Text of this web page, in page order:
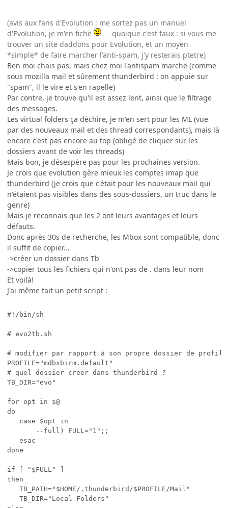
(avis aux fans d'Evolution : me sortez pas un manuel
d'Evolution, je m'en fiche
- quoique c'est faux : si vous me
trouver un site daddons pour Evolution, et un moyen
*simple* de faire marcher l'anti-spam, j'y resterais ptetre)
Ben moi chais pas, mais chez moi l'antispam marche (comme
sous mozilla mail et sûrement thunderbird : on appuie sur
"spam", il le vire et s'en rapelle)
Par contre, je trouve qu'il est assez lent, ainsi que le filtrage
des messages.
Les virtual folders ça déchire, je m'en sert pour les ML (vue
par des nouveaux mail et des thread correspondants), mais là
encore c'est pas encore au top (obligé de cliquer sur les
dossiers avant de voir les threads)
Mais bon, je désespère pas pour les prochaines version.
Je crois que evolution gère mieux les comptes imap que
thunderbird (je crois que c'était pour les nouveaux mail qui
n'étaient pas visibles dans des sous-dossiers, un truc dans le
genre)
Mais je reconnais que les 2 ont leurs avantages et leurs
défauts.
Donc après 30s de recherche, les Mbox sont compatible, donc
il suffit de copier...
->créer un dossier dans Tb
->copier tous les fichiers qui n'ont pas de . dans leur nom
Et voilà!
J'ai même fait un petit script :
#!/bin/sh
# evo2tb.sh
# modifier par rapport à son propre dossier de profil
PROFILE="mdbxbirm.default"
# quel dossier creer dans thunderbird ?
TB_DIR="evo"
for opt in $@
do
case $opt in
--full) FULL="1";;
esac
done
if [ "$FULL" ]
then
TB_PATH="$HOME/.thunderbird/$PROFILE/Mail"
TB_DIR="Local Folders"